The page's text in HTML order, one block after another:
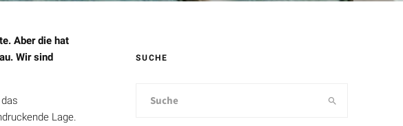
Aber die hat
Wir sind
Lage.
SUCHE